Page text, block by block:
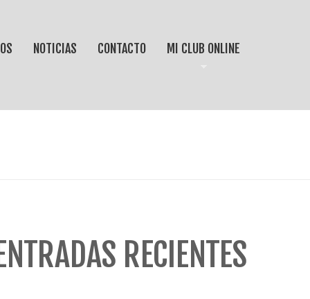
NOTICIAS CONTACTO MI CLUB ONLINE
ENTRADAS RECIENTES